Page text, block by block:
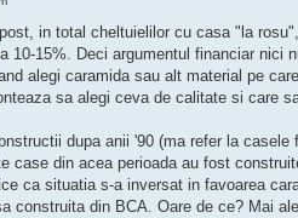
in total cheltuielilor cu casa "la
10-15%. Deci argumentul financiar nici
alegi caramida sau alt material pe
sa alegi ceva de calitate si care
dupa anii '90 (ma refer la casele
case din acea perioada au fost
ca situatia s-a inversat in favoarea
construita din BCA. Oare de ce? Mai